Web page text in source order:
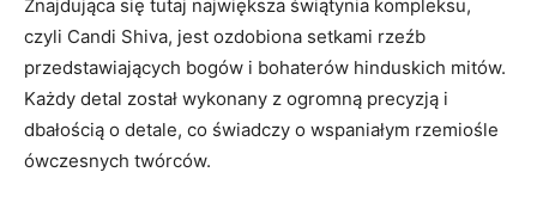
Znajdująca się tutaj największa świątynia kompleksu,
czyli Candi Shiva, jest ozdobiona setkami rzeźb
przedstawiających bogów i bohaterów hinduskich mitów.
Każdy detal został wykonany z ogromną precyzją i
dbałością o detale, co świadczy o wspaniałym rzemiośle
ówczesnych twórców.